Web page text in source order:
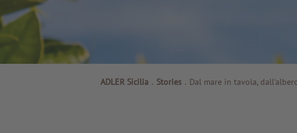
ADLER Sicilia . Stories . Dal mare in tavola,